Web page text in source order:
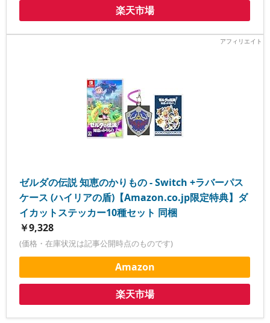
楽天市場
ゼルダの伝説 知恵のかりもの - Switch +ラバーパス
ケース (ハイリアの盾)【Amazon.co.jp限定特典】ダ
イカットステッカー10種セット 同梱
￥9,328
(価格・在庫状況は記事公開時点のものです)
Amazon
楽天市場